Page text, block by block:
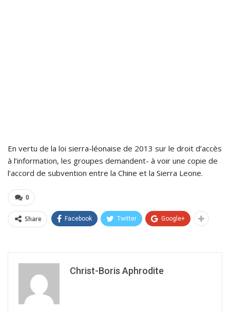
En vertu de la loi sierra-léonaise de 2013 sur le droit d’accès
à l’information, les groupes demandent- à voir une copie de
l’accord de subvention entre la Chine et la Sierra Leone.
0
Share Facebook Twitter Google+
Christ-Boris Aphrodite